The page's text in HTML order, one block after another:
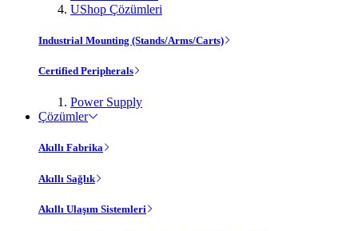
UShop Çözümleri
Industrial Mounting (Stands/Arms/Carts)
Certified Peripherals
Power Supply
Çözümler
Akıllı Fabrika
Akıllı Sağlık
Akıllı Ulaşım Sistemleri